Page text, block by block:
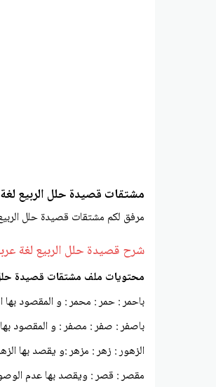
مشتقات قصيدة حلل الربيع
مرفق لكم مشتقات قصيدة حلل
شرح قصيدة حلل الربيع لغة
محتويات ملف مشتقات قصيدة
باحمر : حمر : محمر : و المقصود بها
باصفر : صفر : مصفر : و المقصود بها
الزهور : زهر : مزهر :و يقصد بها
مقصر : قصر : ويقصد بها عدم